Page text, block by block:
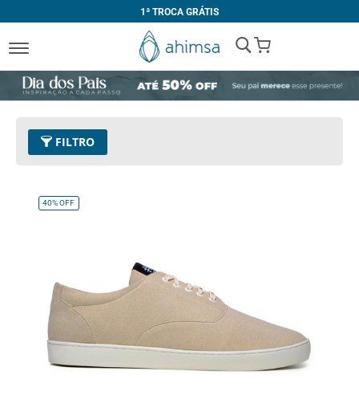
1ª TROCA GRÁTIS
My Cart
FILTRO
Tamanho
PREÇO
R$ 200,00-R$ 299,99
R$ 300,00
-R$ 399,99
R$ 400,00e acima
40%OFF